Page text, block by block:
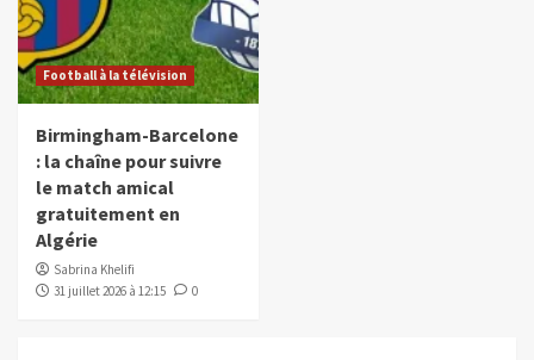
Football à la télévision
Birmingham-Barcelone
: la chaîne pour suivre
le match amical
gratuitement en
Algérie
Sabrina Khelifi
31 juillet 2026 à 12:15
0